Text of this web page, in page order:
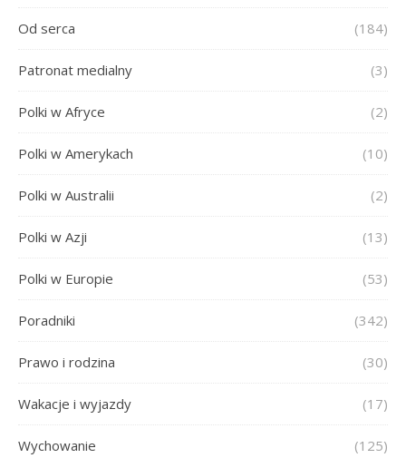
Od serca (184)
Patronat medialny (3)
Polki w Afryce (2)
Polki w Amerykach (10)
Polki w Australii (2)
Polki w Azji (13)
Polki w Europie (53)
Poradniki (342)
Prawo i rodzina (30)
Wakacje i wyjazdy (17)
Wychowanie (125)